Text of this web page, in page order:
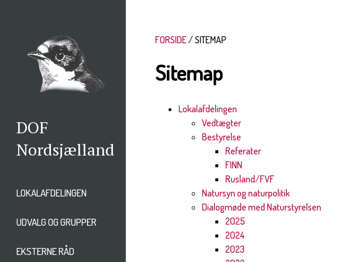
DOF
Nordsjælland
LOKALAFDELINGEN
UDVALG OG GRUPPER
EKSTERNE RÅD
FORSIDE SITEMAP
Sitemap
Lokalafdelingen
Vedtægter
Bestyrelse
Referater
FINN
Rusland/FVF
Natursyn og naturpolitik
Dialogmøde med Naturstyrelsen
2025
2024
2023